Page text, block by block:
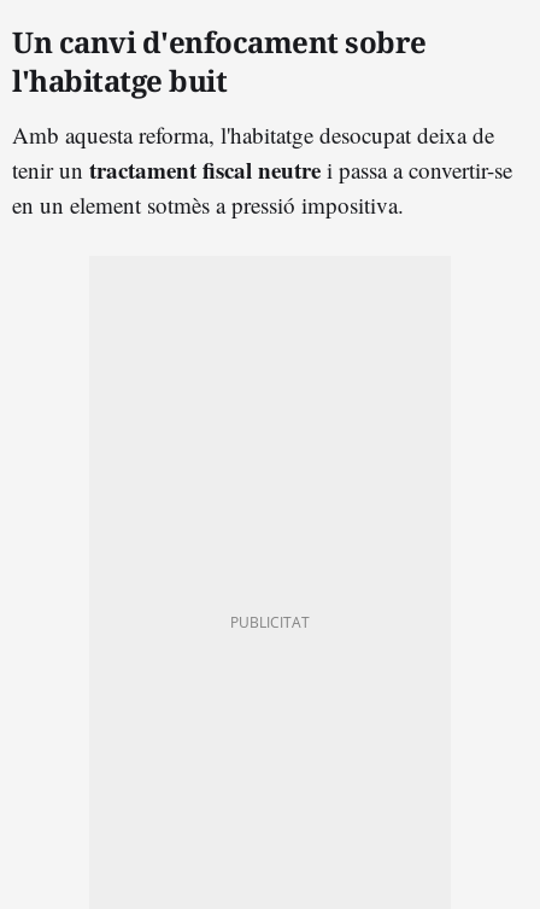
Un canvi d'enfocament sobre
l'habitatge buit
Amb aquesta reforma, l'habitatge desocupat deixa de
tenir un tractament fiscal neutre i passa a convertir-se
en un element sotmès a pressió impositiva.